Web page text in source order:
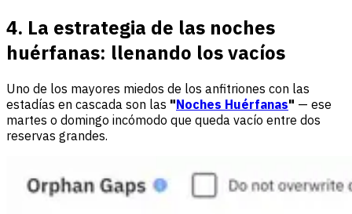
4. La estrategia de las noches
huérfanas: llenando los vacíos
Uno de los mayores miedos de los anfitriones con las
estadías en cascada son las "Noches Huérfanas" — ese
martes o domingo incómodo que queda vacío entre dos
reservas grandes.